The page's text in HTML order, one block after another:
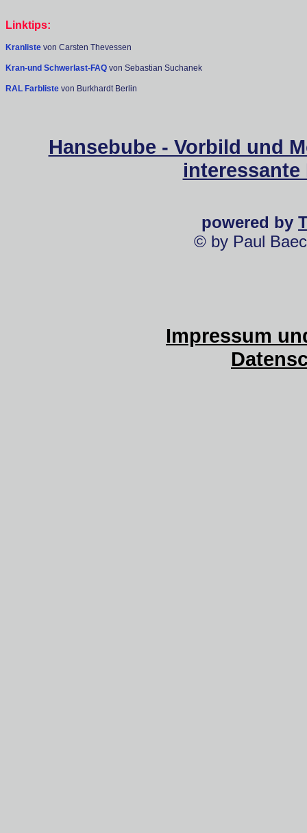
Linktips:
Kranliste von Carsten Thevessen
Kran-und Schwerlast-FAQ von Sebastian Suchanek
RAL Farbliste von Burkhardt Berlin
Hansebube - Vorbild und
powered by
© by Paul
Impressum